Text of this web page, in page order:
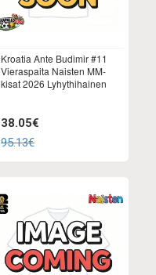
Kroatia Ante Budimir #11
Vieraspaita Naisten MM-
kisat 2026 Lyhythihainen
38.05€
95.13€